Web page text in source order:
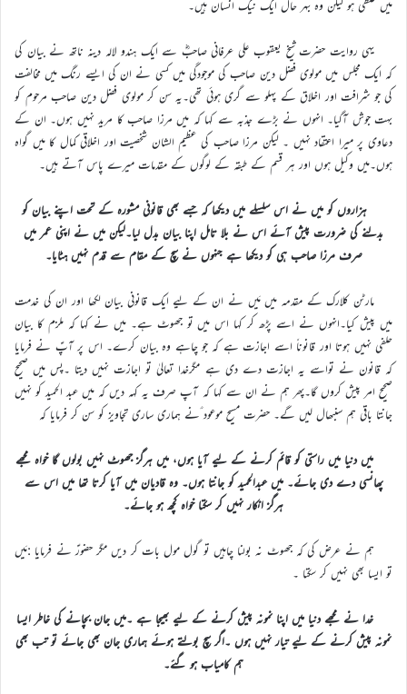
میں غلطی ہو لیکن وہ بہر حال ایک نیک انسان ہیں۔
یہی روایت حضرت شیخ یعقوب علی عرفانی صاحبؓ سے ایک ہندو لالہ دینہ ناتھ نے بیان کی
کہ ایک مجلس میں مولوی فضل دین صاحب کی موجودگی میں کسی نے ان کی ایسے رنگ میں مخالفت
کی جو شرافت اور اخلاق کے پہلو سے گری ہوئی تھی۔یہ سن کر مولوی فضل دین صاحب مرحوم کو
بہت جوش آگیا۔ انہوں نے بڑے جذبہ سے کہا کہ میں مرزا صاحب کا مرید نہیں ہوں۔ ان کے
دعاوی پر میرا اعتقاد نہیں ۔ لیکن مرزا صاحب کی عظیم الشان شخصیت اور اخلاقی کمال کا میں گواہ
ہوں۔میں وکیل ہوں اور ہر قسم کے طبقہ کے لوگوں کے مقدمات میرے پاس آتے ہیں۔
ہزاروں کو میں نے اس سلسلے میں دیکھا کہ جسے بھی قانونی مشورہ کے تحت اپنے بیان کو
بدلنے کی ضرورت پیش آئے اس نے بلا تامل اپنا بیان بدل لیا۔لیکن میں نے اپنی عمر میں
صرف مرزا صاحب ہی کو دیکھا ہے جنہوں نے سچ کے مقام سے قدم نہیں ہٹایا۔
مارٹن کلارک کے مقدمہ میں مَیں نے ان کے لیے ایک قانونی بیان لکھا اور ان کی خدمت
میں پیش کیا۔انہوں نے اسے پڑھ کر کہا اس میں تو جھوٹ ہے۔ میں نے کہا کہ ملزم کا بیان
حلفی نہیں ہوتا اور قانوناً اسے اجازت ہے کہ جو چاہے وہ بیان کرے۔ اس پر آپؑ نے فرمایا
کہ قانون نے تواسے یہ اجازت دے دی ہے مگرخدا تعالیٰ تو اجازت نہیں دیتا ۔پس میں صحیح
صحیح امر پیش کروں گا۔پھر ہم نے ان سے کہا کہ آپ صرف یہ کہہ دیں کہ میں عبد الحمید کو نہیں
جانتا باقی ہم سنبھال لیں گے۔ حضرت مسیح موعود ؑنے ہماری ساری تجاویز کو سن کر فرمایا کہ
میں دنیا میں راستی کو قائم کرنے کے لیے آیا ہوں، میں ہرگز جھوٹ نہیں بولوں گا خواہ مجھے
پھانسی دے دی جائے۔ میں عبدالحمید کو جانتا ہوں۔ وہ قادیان میں آیا کرتا تھا میں اس سے
ہرگز انکار نہیں کر سکتا خواہ کچھ ہو جائے۔
ہم نے عرض کی کہ جھوٹ نہ بولنا چاہیں تو گول مول بات کر دیں مگر حضورؑ نے فرمایا :مَیں
تو ایسا بھی نہیں کر سکتا ۔
خدا نے مجھے دنیا میں اپنا نمونہ پیش کرنے کے لیے بھیجا ہے ۔میں جان بچانے کی خاطر ایسا
نمونہ پیش کرنے کے لیے تیار نہیں ہوں ۔اگر سچ بولتے ہوئے ہماری جان بھی جائے تو تب بھی
ہم کامیاب ہو گئے۔